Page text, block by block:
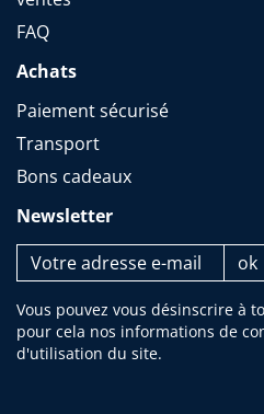
FAQ
Achats
Paiement sécurisé
Transport
Bons cadeaux
Newsletter
Vous pouvez vous désinscrire à
pour cela nos informations de
d'utilisation du site.